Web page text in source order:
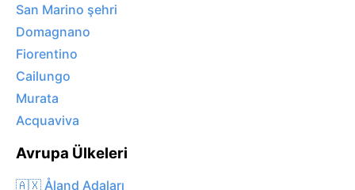
San Marino şehri
Domagnano
Fiorentino
Cailungo
Murata
Acquaviva
Avrupa Ülkeleri
🇦🇽 Åland Adaları